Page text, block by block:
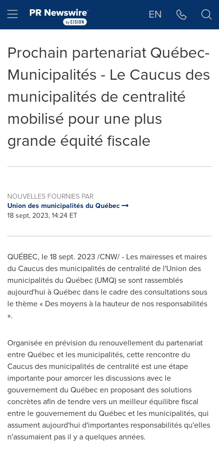
Hamburger menu EN
Prochain partenariat Québec-
Municipalités - Le Caucus des
municipalités de centralité
mobilisé pour une plus
grande équité fiscale
NOUVELLES FOURNIES PAR
Union des municipalités du Québec
18 sept, 2023, 14:24 ET
QUÉBEC, le18 sept. 2023 /CNW/ - Les mairesses et maires
du Caucus des municipalités de centralité de l'Union des
municipalités du Québec (UMQ) se sont rassemblés
aujourd'hui à Québec dans le cadre des consultations sous
le thème « Des moyens à la hauteur de nos responsabilités
».
Organisée en prévision du renouvellement du partenariat
entre Québec et les municipalités, cette rencontre du
Caucus des municipalités de centralité est une étape
importante pour amorcer les discussions avec le
gouvernement du Québec en proposant des solutions
concrètes afin de tendre vers un meilleur équilibre fiscal
entre le gouvernement du Québec et les municipalités, qui
assument aujourd'hui d'importantes responsabilités qu'elles
n'assumaient pas il y a quelques années.